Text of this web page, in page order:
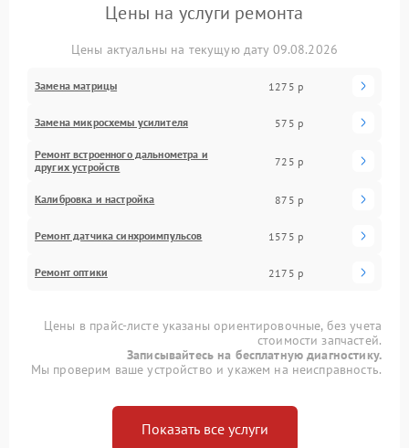
Цены на услуги ремонта
Цены актуальны на текущую дату 09.08.2026
Замена матрицы 1275 р
Замена микросхемы усилителя 575 р
Ремонт встроенного дальнометра и
других устройств
725 р
Калибровка и настройка 875 р
Ремонт датчика синхроимпульсов 1575 р
Ремонт оптики 2175 р
Цены в прайс-листе указаны ориентировочные, без учета
стоимости запчастей.
Записывайтесь на бесплатную диагностику.
Мы проверим ваше устройство и укажем на неисправность.
Показать все услуги